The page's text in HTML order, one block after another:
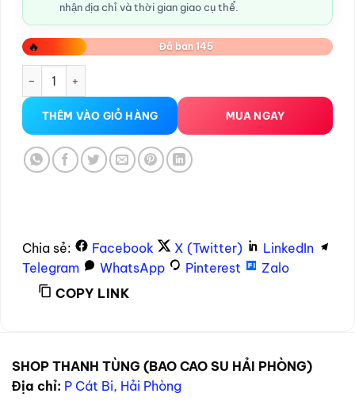
nhận địa chỉ và thời gian giao cụ thể.
🔥 Đã bán 145
Dương Vật Giả Co Thụt tỏa nhiệt Loveaider số lượng
THÊM VÀO GIỎ HÀNG MUA NGAY
Chia sẻ: Facebook X (Twitter)
LinkedIn
Telegram
WhatsApp Pinterest
Zalo
COPY LINK
SHOP THANH TÙNG (BAO CAO SU HẢI PHÒNG)
Địa chỉ: P Cát Bi, Hải Phòng